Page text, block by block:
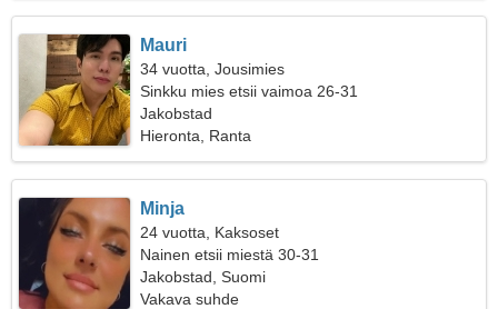
Mauri
34 vuotta, Jousimies
Sinkku mies etsii vaimoa 26-31
Jakobstad
Hieronta, Ranta
Minja
24 vuotta, Kaksoset
Nainen etsii miestä 30-31
Jakobstad, Suomi
Vakava suhde